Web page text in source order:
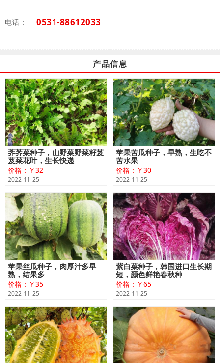
电话： 0531-88612033
产品信息
荠荠菜种子，山野菜野菜籽芨
芨菜花叶，生长快递
价格：￥32
2022-11-25
苹果苦瓜种子，早熟，生吃不
苦水果
价格：￥30
2022-11-25
苹果丝瓜种子，肉厚汁多早
熟，结果多
价格：￥35
2022-11-25
紫白菜种子，韩国进口生长期
短，颜色鲜艳春秋种
价格：￥65
2022-11-25